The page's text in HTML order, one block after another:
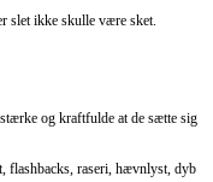
slet ikke skulle være sket.
og kraftfulde at de sætte sig
flashbacks, raseri, hævnlyst, dyb